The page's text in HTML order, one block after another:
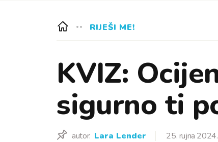
RIJEŠI ME!
KVIZ:
sigurno ti
autor: Lara Lender 25. rujna 2024.